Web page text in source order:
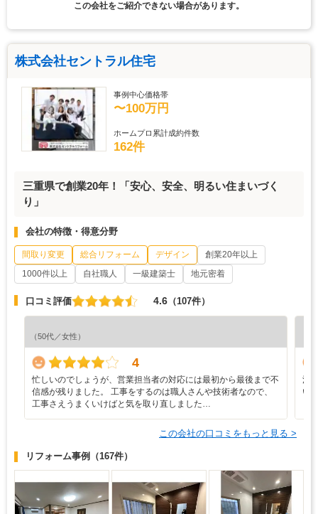
この会社をご紹介できない場合があります。
株式会社セントラル住宅
事例中心価格帯
〜100万円
ホームプロ累計成約件数
162件
三重県で創業20年！「安心、安全、明るい住まいづく
り」
会社の特徴・得意分野
間取り変更 総合リフォーム デザイン
創業20年以上
1000件以上
自社職人 一級建築士 地元密着
口コミ評価 4.6 （107件）
（50代／女性）
4
忙しいのでしょうが、営業担当者の対応には最初から最後まで不
信感が残りました。 工事をするのは職人さんや技術者なので、
工事さえうまくいけばと気を取り直しました…
洗
い
この会社の口コミをもっと見る >
リフォーム事例 （167件）